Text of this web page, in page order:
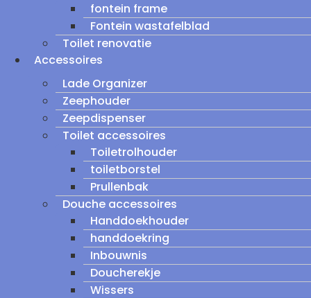
fontein frame
Fontein wastafelblad
Toilet renovatie
Accessoires
Lade Organizer
Zeephouder
Zeepdispenser
Toilet accessoires
Toiletrolhouder
toiletborstel
Prullenbak
Douche accessoires
Handdoekhouder
handdoekring
Inbouwnis
Doucherekje
Wissers